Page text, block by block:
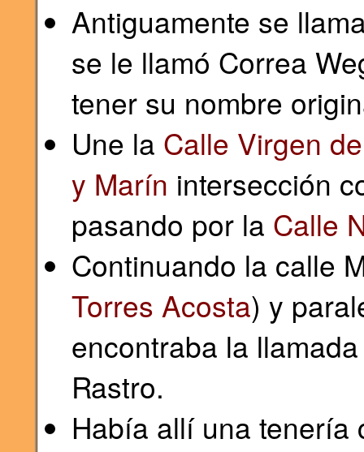
Antiguamente se
se le llamó Correa
tener su nombre
Une la Calle Virgen
y Marín intersección
pasando por la Calle
Continuando la calle
Torres Acosta) y
encontraba la
Rastro.
Había allí una tenería